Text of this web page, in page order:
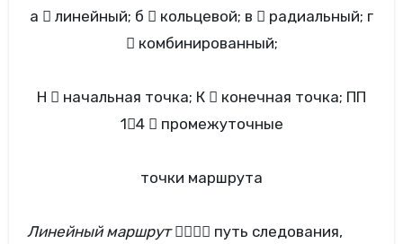
а  линейный; б  кольцевой; в  радиальный; г
 комбинированный;
Н  начальная точка; К  конечная точка; ПП
14  промежуточные
точки маршрута
Линейный маршрут путь следования,